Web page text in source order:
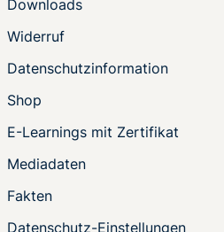
Downloads
Widerruf
Datenschutzinformation
Shop
E-Learnings mit Zertifikat
Mediadaten
Fakten
Datenschutz-Einstellungen